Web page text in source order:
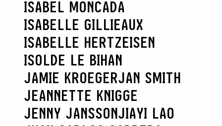
ISABEL MONCADA
ISABELLE GILLIEAUX
ISABELLE HERTZEISEN
ISOLDE LE BIHAN
JAMIE KROEGERJAN SMITH
JEANNETTE KNIGGE
JENNY JANSSONJIAYI LAO